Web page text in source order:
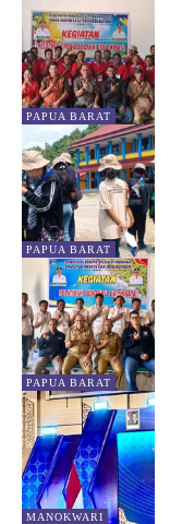
PAPUA BARAT
PAPUA BARAT
PAPUA BARAT
MANOKWARI